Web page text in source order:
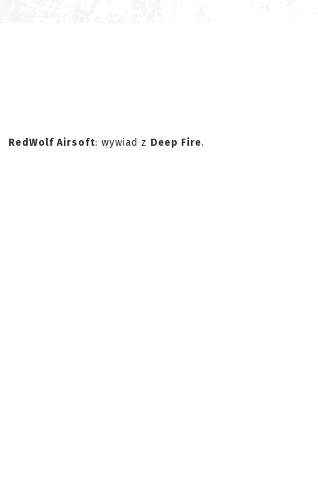
RedWolf Airsoft: wywiad z Deep Fire.